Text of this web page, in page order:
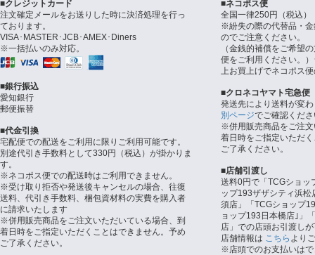
■クレジットカード
注文確定メールをお送りした時に決済処理を行っ
ております。
VISA･MASTER･JCB･AMEX･Diners
※一括払いのみ対応。
■銀行振込
愛知銀行
郵便振替
■代金引換
宅配便での配送をご利用に限りご利用可能です。
別途代引き手数料として330円（税込）が掛かりま
す。
※ネコポス便での配送時はご利用できません。
※受け取り拒否や発送後キャンセルの場合、往復
送料、代引き手数料、梱包資材料の実費を購入者
に請求いたします
※併用販売商品をご注文いただいている場合、到
着日時をご指定いただくことはできません。予め
ご了承ください。
■ネコポス便
全国一律250円（税込）
※紛失の際の代替品・
のでご注意ください。
（金銭的補償をご希望
便をご利用ください。
上お買上げでネコポス
■クロネコヤマト宅急便
発送先により送料が変
別ページでご確認くだ
※併用販売商品をご注
着日時をご指定いただ
ご了承ください。
■店舗引渡し
送料0円で「TCGショッ
ップ193ザザシティ浜
須店」「TCGショップ
ョップ193日本橋店｣」
店」での店頭お引渡し
店舗情報は こちら より
※店頭でのお支払いは